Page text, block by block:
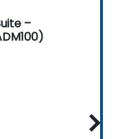
–